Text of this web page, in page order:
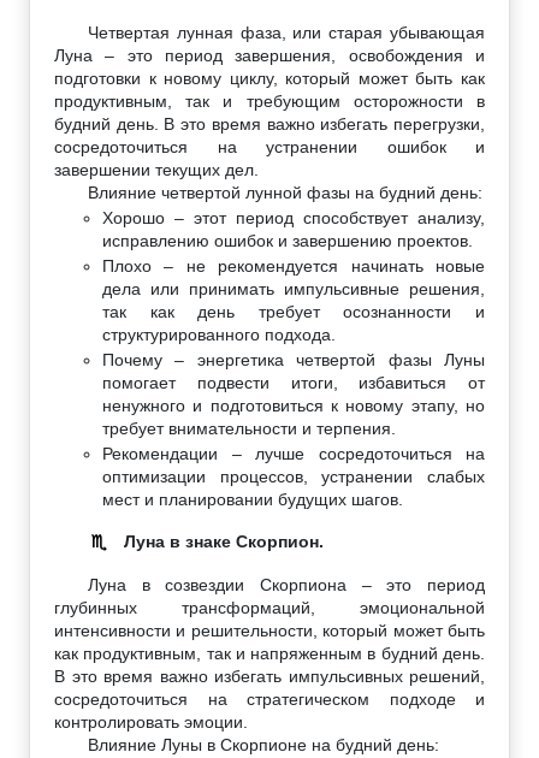
Четвертая лунная фаза, или старая убывающая
Луна – это период завершения, освобождения и
подготовки к новому циклу, который может быть как
продуктивным, так и требующим осторожности в
будний день. В это время важно избегать перегрузки,
сосредоточиться на устранении ошибок и
завершении текущих дел.
Влияние четвертой лунной фазы на будний день:
Хорошо – этот период способствует анализу,
исправлению ошибок и завершению проектов.
Плохо – не рекомендуется начинать новые
дела или принимать импульсивные решения,
так как день требует осознанности и
структурированного подхода.
Почему – энергетика четвертой фазы Луны
помогает подвести итоги, избавиться от
ненужного и подготовиться к новому этапу, но
требует внимательности и терпения.
Рекомендации – лучше сосредоточиться на
оптимизации процессов, устранении слабых
мест и планировании будущих шагов.
♏ Луна в знаке Скорпион.
Луна в созвездии Скорпиона – это период
глубинных трансформаций, эмоциональной
интенсивности и решительности, который может быть
как продуктивным, так и напряженным в будний день.
В это время важно избегать импульсивных решений,
сосредоточиться на стратегическом подходе и
контролировать эмоции.
Влияние Луны в Скорпионе на будний день: